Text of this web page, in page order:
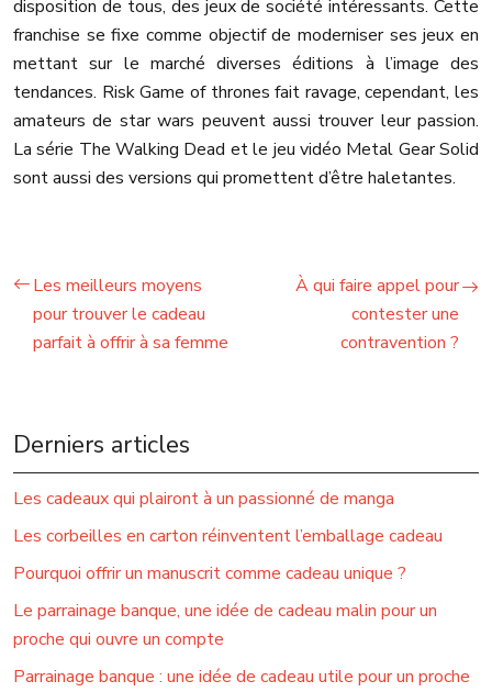
disposition de tous, des jeux de société intéressants. Cette
franchise se fixe comme objectif de moderniser ses jeux en
mettant sur le marché diverses éditions à l’image des
tendances. Risk Game of thrones fait ravage, cependant, les
amateurs de star wars peuvent aussi trouver leur passion.
La série The Walking Dead et le jeu vidéo Metal Gear Solid
sont aussi des versions qui promettent d’être haletantes.
Les meilleurs moyens
pour trouver le cadeau
parfait à offrir à sa femme
À qui faire appel pour
contester une
contravention ?
Derniers articles
Les cadeaux qui plairont à un passionné de manga
Les corbeilles en carton réinventent l’emballage cadeau
Pourquoi offrir un manuscrit comme cadeau unique ?
Le parrainage banque, une idée de cadeau malin pour un
proche qui ouvre un compte
Parrainage banque : une idée de cadeau utile pour un proche